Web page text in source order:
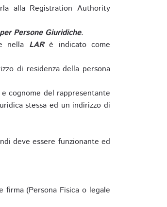
alla Registration Authority
Persone Giuridiche.
nella LARè indicato come
di residenza della persona
cognome del rappresentante
stessa ed un indirizzo di
deve essere funzionante ed
(Persona Fisica o legale